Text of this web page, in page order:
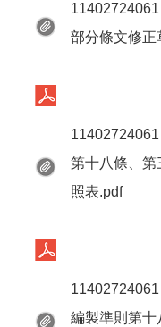
部分條文修正
第十八條、
照表.pdf
編製準則第十